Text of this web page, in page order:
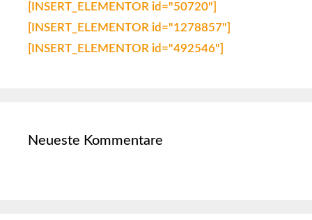
[INSERT_ELEMENTOR id="50720"]
[INSERT_ELEMENTOR id="1278857"]
[INSERT_ELEMENTOR id="492546"]
Neueste Kommentare